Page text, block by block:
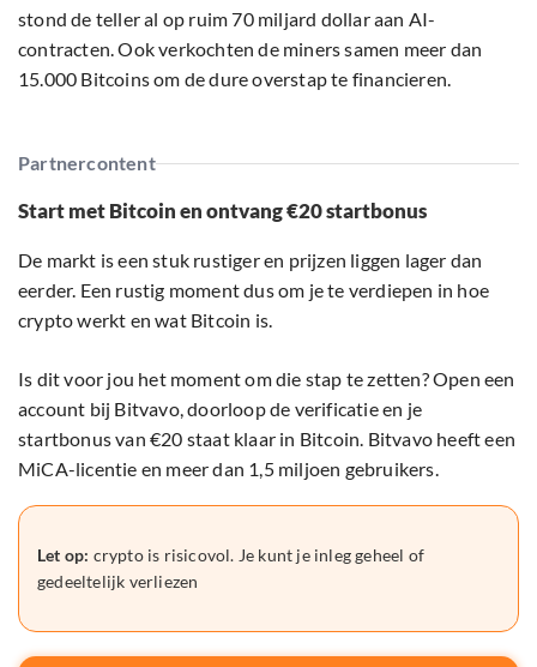
stond de teller al op ruim 70 miljard dollar aan AI-
contracten. Ook verkochten de miners samen meer dan
15.000 Bitcoins om de dure overstap te financieren.
Partnercontent
Start met Bitcoin en ontvang €20 startbonus
De markt is een stuk rustiger en prijzen liggen lager dan
eerder. Een rustig moment dus om je te verdiepen in hoe
crypto werkt en wat Bitcoin is.
Is dit voor jou het moment om die stap te zetten? Open een
account bij Bitvavo, doorloop de verificatie en je
startbonus van €20 staat klaar in Bitcoin. Bitvavo heeft een
MiCA-licentie en meer dan 1,5 miljoen gebruikers.
Let op: crypto is risicovol. Je kunt je inleg geheel of
gedeeltelijk verliezen